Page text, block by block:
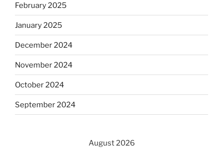
February 2025
January 2025
December 2024
November 2024
October 2024
September 2024
August 2026